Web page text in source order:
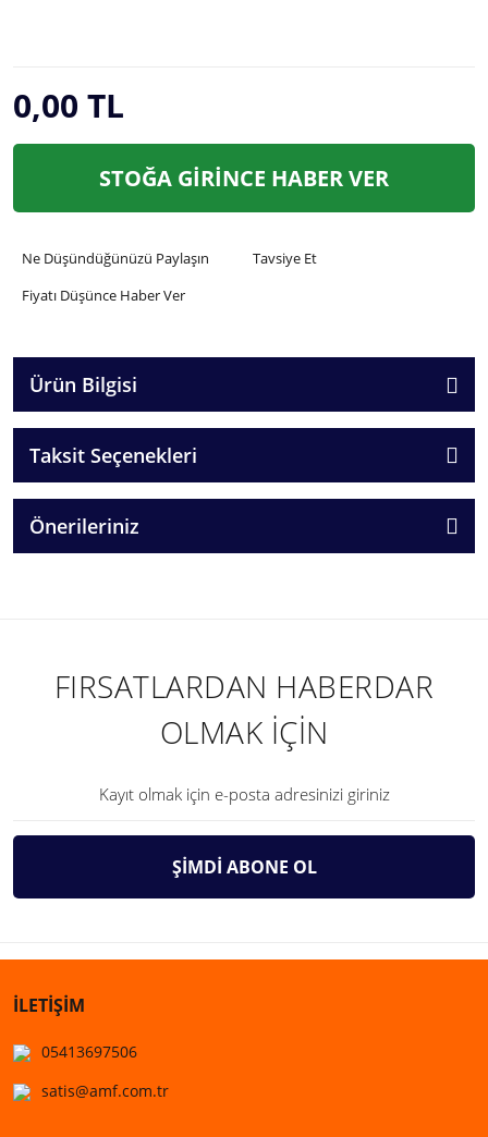
0,00 TL
STOĞA GİRİNCE HABER VER
Ne Düşündüğünüzü Paylaşın
Tavsiye Et
Fiyatı Düşünce Haber Ver
Ürün Bilgisi
Taksit Seçenekleri
Önerileriniz
FIRSATLARDAN HABERDAR
OLMAK İÇİN
ŞİMDİ ABONE OL
İLETİŞİM
05413697506
satis@amf.com.tr